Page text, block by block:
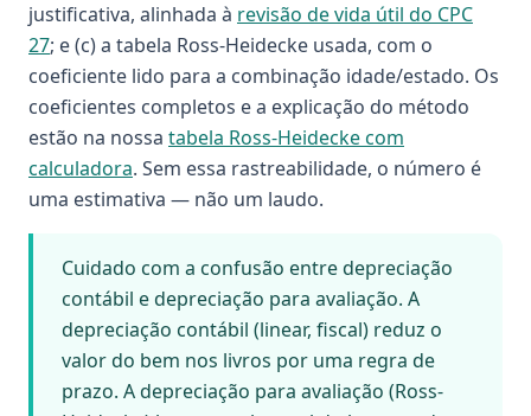
justificativa, alinhada à revisão de vida útil do CPC
27; e (c) a tabela Ross-Heidecke usada, com o
coeficiente lido para a combinação idade/estado. Os
coeficientes completos e a explicação do método
estão na nossa tabela Ross-Heidecke com
calculadora. Sem essa rastreabilidade, o número é
uma estimativa — não um laudo.
Cuidado com a confusão entre depreciação
contábil e depreciação para avaliação. A
depreciação contábil (linear, fiscal) reduz o
valor do bem nos livros por uma regra de
prazo. A depreciação para avaliação (Ross-